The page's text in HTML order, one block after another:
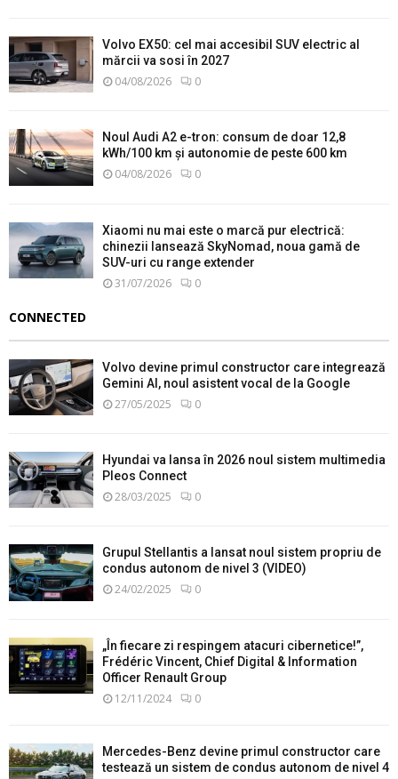
Volvo EX50: cel mai accesibil SUV electric al
mărcii va sosi în 2027
04/08/2026 0
Noul Audi A2 e-tron: consum de doar 12,8
kWh/100 km și autonomie de peste 600 km
04/08/2026 0
Xiaomi nu mai este o marcă pur electrică:
chinezii lansează SkyNomad, noua gamă de
SUV-uri cu range extender
31/07/2026 0
CONNECTED
Volvo devine primul constructor care integrează
Gemini AI, noul asistent vocal de la Google
27/05/2025 0
Hyundai va lansa în 2026 noul sistem multimedia
Pleos Connect
28/03/2025 0
Grupul Stellantis a lansat noul sistem propriu de
condus autonom de nivel 3 (VIDEO)
24/02/2025 0
„În fiecare zi respingem atacuri cibernetice!”,
Frédéric Vincent, Chief Digital & Information
Officer Renault Group
12/11/2024 0
Mercedes-Benz devine primul constructor care
testează un sistem de condus autonom de nivel 4